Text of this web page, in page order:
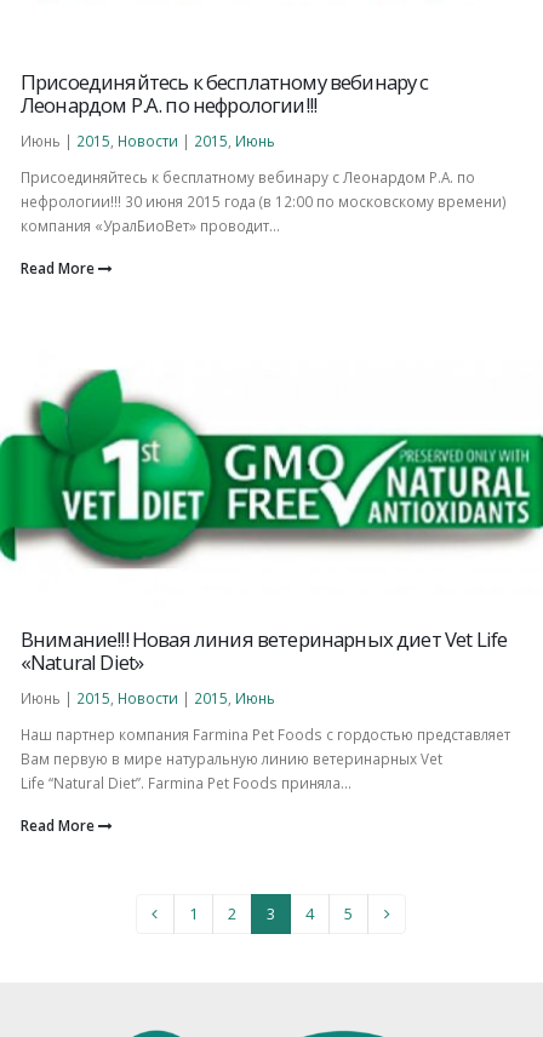
Присоединяйтесь к бесплатному вебинару с
Леонардом Р.А. по нефрологии!!!
Июнь | 2015 Новости | 2015 Июнь
Присоединяйтесь к бесплатному вебинару с Леонардом Р.А. по
нефрологии!!! 30 июня 2015 года (в 12:00 по московскому времени)
компания «УралБиоВет» проводит...
Read More
Внимание!!! Новая линия ветеринарных диет Vet Life
«Natural Diet»
Июнь | 2015 Новости | 2015 Июнь
Наш партнер компания Farmina Pet Foods c гордостью представляет
Вам первую в мире натуральную линию ветеринарных Vet
Life “Natural Diet”. Farmina Pet Foods приняла...
Read More
1 2 3 4 5